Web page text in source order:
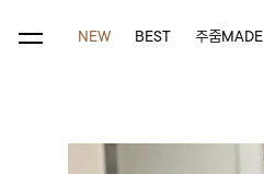
NEW BEST 주줌MADE